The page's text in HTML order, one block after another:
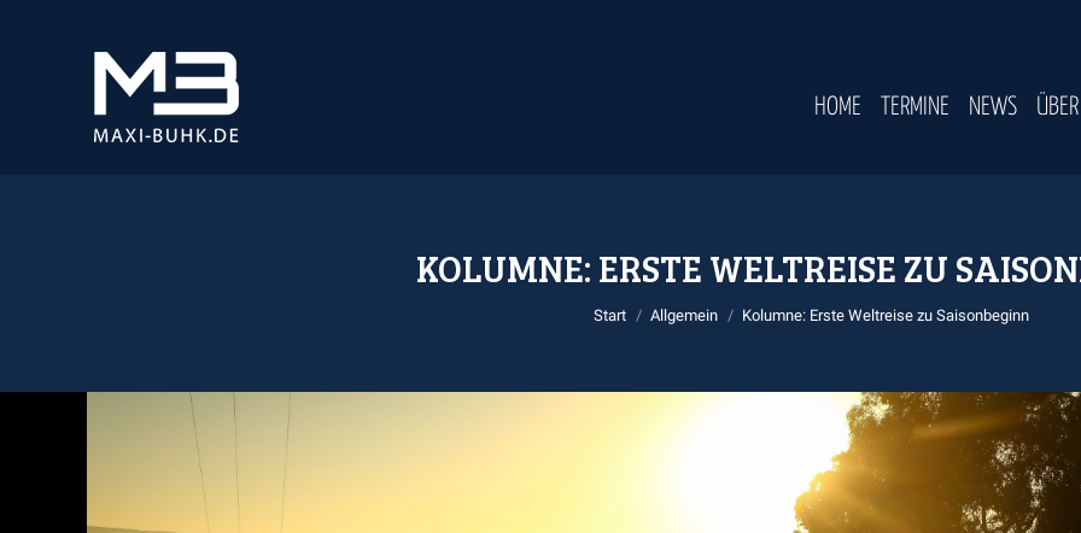
HOME TERMINE NEWS ÜBER
KOLUMNE: ERSTE WELTREISE ZU
Sie befinden sich hier:
Start Allgemein Kolumne: Erste Weltreise zu Saisonbeginn